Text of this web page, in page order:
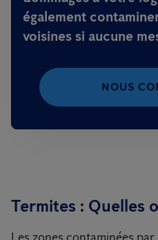
également
voisines si aucune
NOUS
Termites : Quelles